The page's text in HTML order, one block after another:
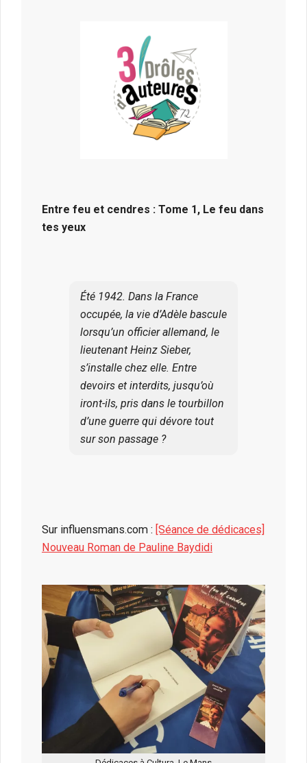
Entre feu et cendres : Tome 1, Le feu dans
tes yeux
Été 1942. Dans la France
occupée, la vie d’Adèle bascule
lorsqu’un officier allemand, le
lieutenant Heinz Sieber,
s’installe chez elle. Entre
devoirs et interdits, jusqu’où
iront-ils, pris dans le tourbillon
d’une guerre qui dévore tout
sur son passage ?
Sur influensmans.com : [Séance de dédicaces]
Nouveau Roman de Pauline Baydidi